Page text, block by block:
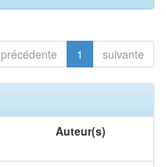
précédente 1 suivante
Auteur(s)